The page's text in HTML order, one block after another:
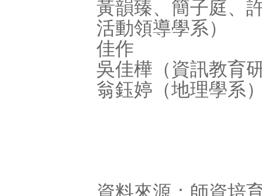
黃韻臻、簡子庭、
活動領導學系）
佳作
吳佳樺（資訊教育
翁鈺婷（地理學系